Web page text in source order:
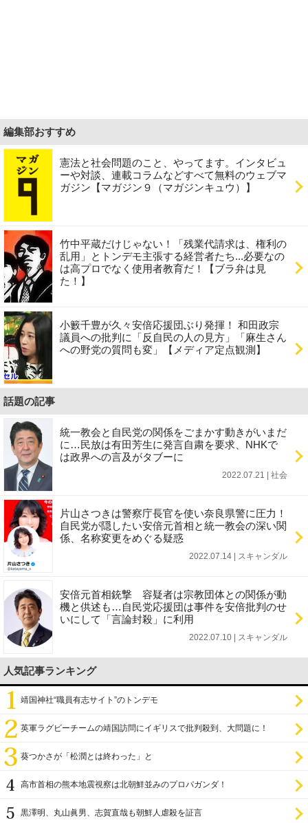
編集部おすすめ
憲法と社会問題のこと、やってます。インタビュ
ーや対談、連載コラムなどすべて無料のウェブマ
ガジン【マガジン９（マガジンキュウ）】
竹中平蔵だけじゃない！「残業代請求は、権利の
乱用」とトンデモ主張する経営者たち...必要なの
は高プロでなく使用者教育だ！【ブラ弁は見
た！】
小籔千豊が久々安倍応援団ぶり発揮！ 和田政宗
議員への批判に「反自民の人の見方」「麻生さん
への野党の質問も変」【メディア定点観測】
話題の記事
統一教会と自民党の関係をごまかす動きがいまだ
に…民放は有田芳生に発言自粛を要求、NHKで
は政界への言及がタブーに
2022.07.21 | 社会
片山さつきは警察庁長官を使い奈良県警に圧力！
自民党が隠したい安倍元首相と統一教会の深い関
係、名称変更をめぐる疑惑
2022.07.14 | スキャンダル
安倍元首相銃撃 容疑者は宗教団体との関係が動
機と供述も…自民党応援団は事件を安倍批判のせ
いにして「言論封殺」に利用
2022.07.10 | スキャンダル
人気記事ランキング
靖国神社“職員有志サイト”のトンデモ
英軍ラグビーチームの靖国訪問にイギリスで批判殺到、大問題に！
葵つかさが「松潤とは終わった」と
高市首相の熊本地震視察は北朝鮮並みのプロパガンダ！
黒澤明、丸山眞男、志賀直哉も朝鮮人虐殺を証言